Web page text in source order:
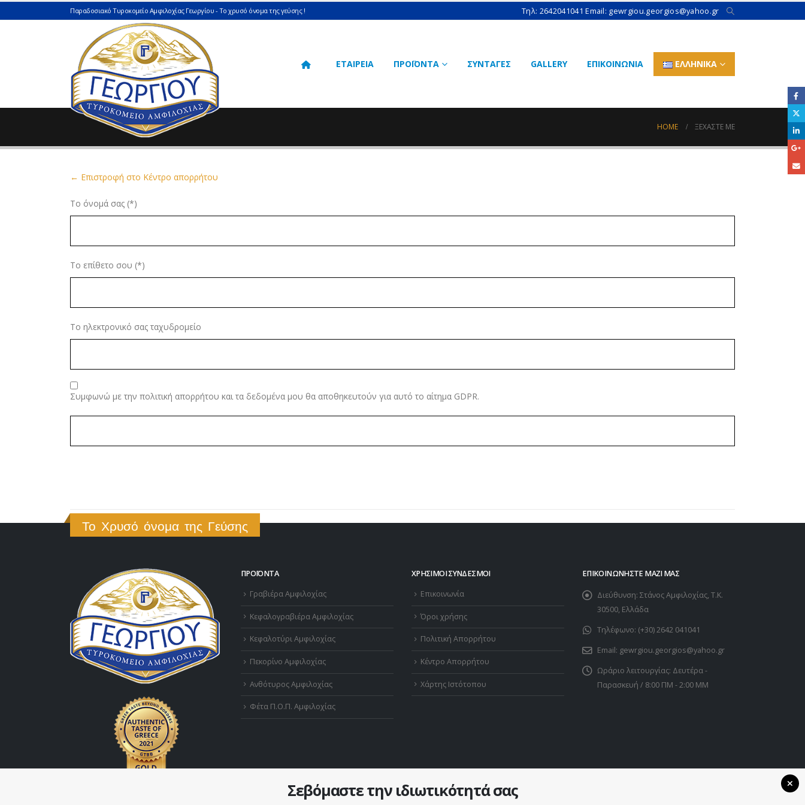
Παραδοσιακό Τυροκομείο Αμφιλοχίας Γεωργίου - Το χρυσό όνομα της γεύσης ! Τηλ: 2642041041 Email: gewrgiou.georgios@yahoo.gr
ΕΤΑΙΡΕΙΑ ΠΡΟΪΟΝΤΑ ΣΥΝΤΑΓΕΣ GALLERY ΕΠΙΚΟΙΝΩΝΙΑ ΕΛΛΗΝΙΚΆ
HOME ΞΕΧΆΣΤΕ ΜΕ
← Επιστροφή στο Κέντρο απορρήτου
Το όνομά σας (*)
Το επίθετο σου (*)
Το ηλεκτρονικό σας ταχυδρομείο
Συμφωνώ με την πολιτική απορρήτου και τα δεδομένα μου θα αποθηκευτούν για αυτό το αίτημα GDPR.
Το Χρυσό όνομα της Γεύσης
ΠΡΟΪΌΝΤΑ
Γραβιέρα Αμφιλοχίας
Κεφαλογραβιέρα Αμφιλοχίας
Κεφαλοτύρι Αμφιλοχίας
Πεκορίνο Αμφιλοχίας
Ανθότυρος Αμφιλοχίας
Φέτα Π.Ο.Π. Αμφιλοχίας
ΧΡΉΣΙΜΟΙ ΣΎΝΔΕΣΜΟΙ
Επικοινωνία
Όροι χρήσης
Πολιτική Απορρήτου
Κέντρο Απορρήτου
Χάρτης Ιστότοπου
ΕΠΙΚΟΙΝΩΝΉΣΤΕ ΜΑΖΊ ΜΑΣ
Διεύθυνση: Στάνος Αμφιλοχίας, Τ.Κ.
30500, Ελλάδα
Τηλέφωνο: (+30) 2642 041041
Email: gewrgiou.georgios@yahoo.gr
Ωράριο λειτουργίας: Δευτέρα -
Παρασκευή / 8:00 ΠΜ - 2:00 ΜΜ
Σεβόμαστε την ιδιωτικότητά σας